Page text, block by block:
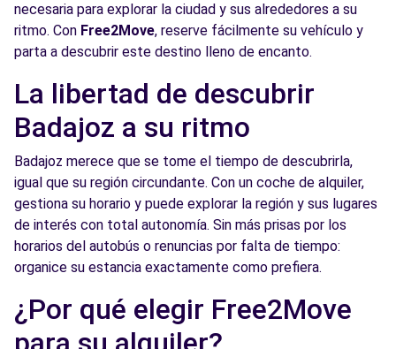
necesaria para explorar la ciudad y sus alrededores a su
ritmo. Con Free2Move, reserve fácilmente su vehículo y
parta a descubrir este destino lleno de encanto.
La libertad de descubrir
Badajoz a su ritmo
Badajoz merece que se tome el tiempo de descubrirla,
igual que su región circundante. Con un coche de alquiler,
gestiona su horario y puede explorar la región y sus lugares
de interés con total autonomía. Sin más prisas por los
horarios del autobús o renuncias por falta de tiempo:
organice su estancia exactamente como prefiera.
¿Por qué elegir Free2Move